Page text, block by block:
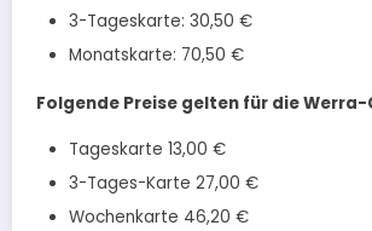
3-Tageskarte: 30,50 €
Monatskarte: 70,50 €
Folgende Preise gelten für die
Tageskarte 13,00 €
3-Tages-Karte 27,00 €
Wochenkarte 46,20 €